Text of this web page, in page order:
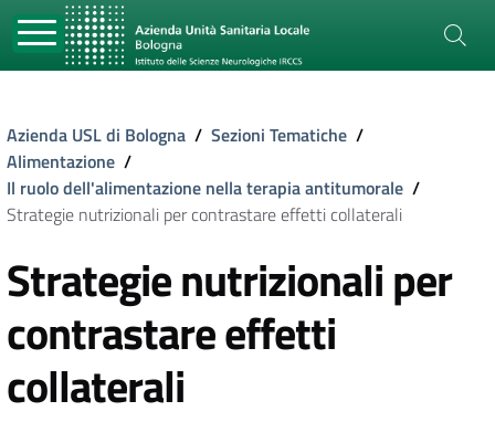
Azienda USL di Bologna / Sezioni Tematiche /
Alimentazione /
Il ruolo dell'alimentazione nella terapia antitumorale /
Strategie nutrizionali per contrastare effetti collaterali
Strategie nutrizionali per
contrastare effetti
collaterali